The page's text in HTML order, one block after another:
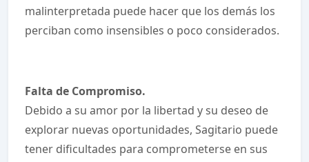
malinterpretada puede hacer que los demás los
perciban como insensibles o poco considerados.
Falta de Compromiso.
Debido a su amor por la libertad y su deseo de
explorar nuevas oportunidades, Sagitario puede
tener dificultades para comprometerse en sus